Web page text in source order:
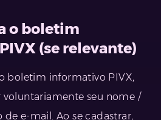
o boletim
(se relevante)
boletim informativo PIVX,
voluntariamente seu nome /
e-mail. Ao se cadastrar,